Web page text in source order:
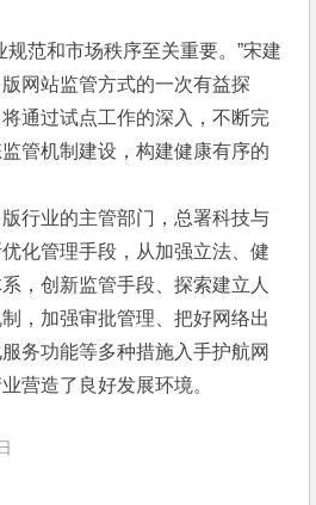
范和市场秩序至关重要。”宋建
网站监管方式的一次有益探
通过试点工作的深入，不断完
管机制建设，构建健康有序的
行业的主管部门，总署科技与
化管理手段，从加强立法、健
，创新监管手段、探索建立人
，加强审批管理、把好网络出
务功能等多种措施入手护航网
营造了良好发展环境。